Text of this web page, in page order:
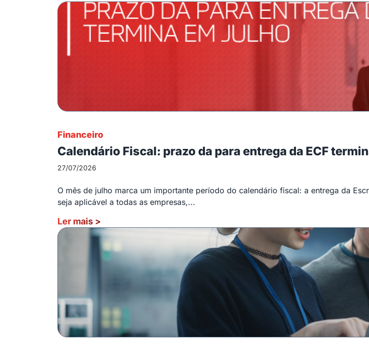
Financeiro
Calendário Fiscal: prazo da para entrega da ECF
27/07/2026
O mês de julho marca um importante período do calendário fiscal: a entrega da
seja aplicável a todas as empresas,...
Ler mais >